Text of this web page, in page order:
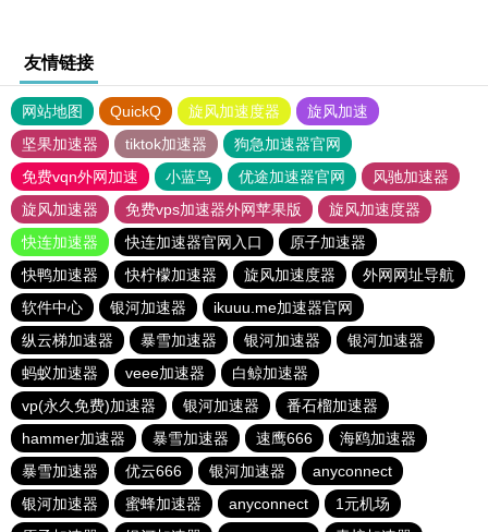
友情链接
网站地图 QuickQ 旋风加速度器
旋风加速
坚果加速器
tiktok加速器
狗急加速器官网
免费vqn外网加速
小蓝鸟 优途加速器官网
风驰加速器
旋风加速器
免费vps加速器外网苹果版
旋风加速度器
快连加速器
快连加速器官网入口
原子加速器
快鸭加速器
快柠檬加速器 旋风加速度器
外网网址导航
软件中心
银河加速器
ikuuu.me加速器官网
纵云梯加速器
暴雪加速器 银河加速器
银河加速器
蚂蚁加速器
veee加速器
白鲸加速器
vp(永久免费)加速器
银河加速器
番石榴加速器
hammer加速器
暴雪加速器 速鹰666
海鸥加速器
暴雪加速器
优云666 银河加速器
anyconnect
银河加速器
蜜蜂加速器 anyconnect
1元机场